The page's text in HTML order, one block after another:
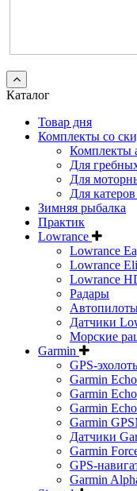
Каталог
Товар дня
Комплекты со
Комплекты
Для
Для
Для
Зимняя рыбалка
Практик
Lowrance
Lowrance
Lowrance
Lowrance
Радары
Датчики
Морские
Garmin
GPS-
Garmin
Garmin
Garmin
Garmin
Датчики
Garmin
GPS-
Garmin